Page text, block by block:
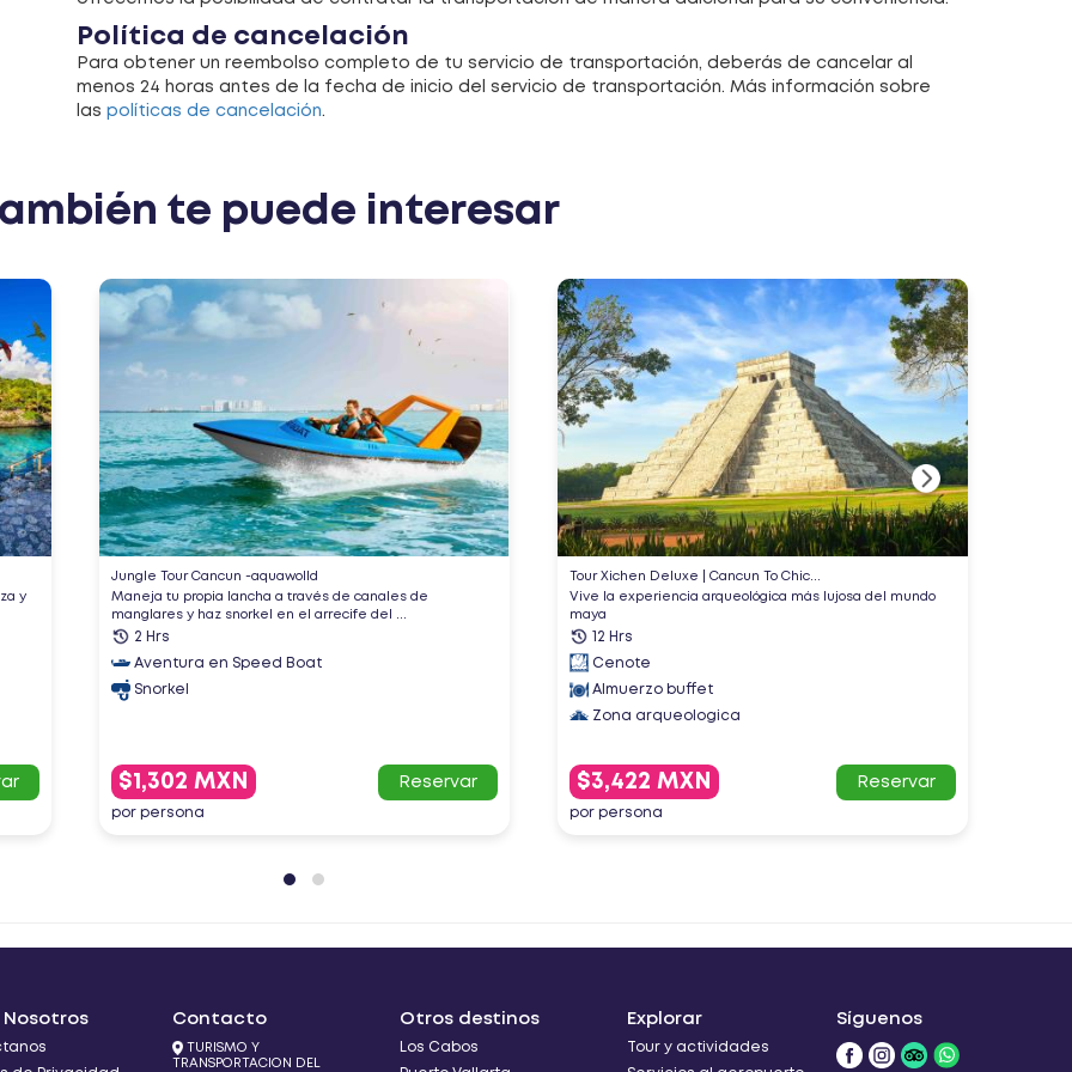
Política de cancelación
Para obtener un reembolso completo de tu servicio de transportación, deberás de cancelar al
menos 24 horas antes de la fecha de inicio del servicio de transportación. Más información sobre
las políticas de cancelación.
te puede interesar
y
Jungle Tour Cancun -aquawolld
Maneja tu propia lancha a través de canales de
manglares y haz snorkel en el arrecife del ...
2 Hrs
Aventura en Speed Boat
Snorkel
$1,302 MXN
por persona
Reservar
Tour Xichen Deluxe | Cancun To Chic...
Vive la experiencia arqueológica más lujosa del mundo
maya
12 Hrs
Cenote
Almuerzo buffet
Zona arqueologica
$3,422 MXN
por persona
Reservar
Nosotros Contacto
TURISMO Y
TRANSPORTACION DEL
Otros destinos
Los Cabos
Explorar
Tour y actividades
Síguenos